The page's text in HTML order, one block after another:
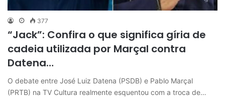
377
“Jack”: Confira o que significa gíria de
cadeia utilizada por Marçal contra
Datena…
O debate entre José Luiz Datena (PSDB) e Pablo Marçal
(PRTB) na TV Cultura realmente esquentou com a troca de…